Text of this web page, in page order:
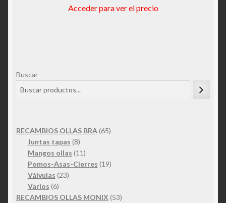
Acceder para ver el precio
Buscar
RECAMBIOS OLLAS BRA 6565
Juntas tapas 88
productos
Mangos ollas 1111
productos
Pomos-Asas-Cierres 1919
Válvulas 2323
Varios 66
productos
RECAMBIOS OLLAS MONIX 5353